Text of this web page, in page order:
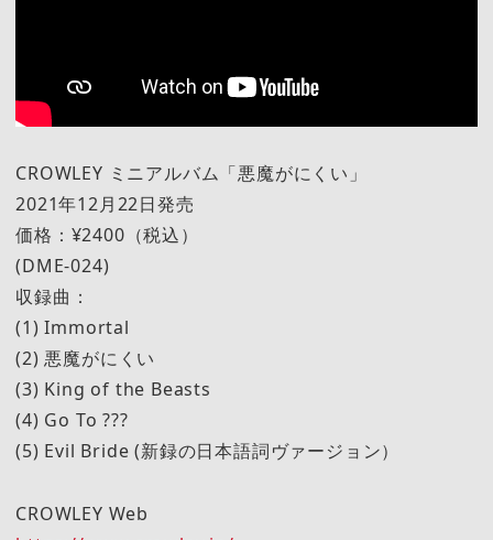
CROWLEY ミニアルバム「悪魔がにくい」
2021年12月22日発売
価格：¥2400（税込）
(DME-024)
収録曲：
(1) Immortal
(2) 悪魔がにくい
(3) King of the Beasts
(4) Go To ???
(5) Evil Bride (新録の日本語詞ヴァージョン）
CROWLEY Web